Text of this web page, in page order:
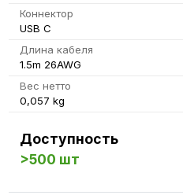
Коннектор
USB C
Длина кабеля
1.5m 26AWG
Вес нетто
0,057 kg
Доступность
>500 шт